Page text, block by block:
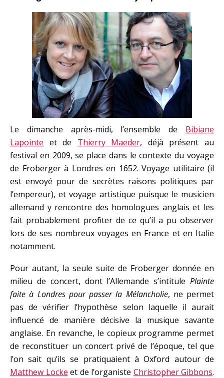
Le dimanche après-midi, l’ensemble de Bibiane
Lapointe et de Thierry Maeder, déjà présent au
festival en 2009, se place dans le contexte du voyage
de Froberger à Londres en 1652. Voyage utilitaire (il
est envoyé pour de secrètes raisons politiques par
l’empereur), et voyage artistique puisque le musicien
allemand y rencontre des homologues anglais et les
fait probablement profiter de ce qu’il a pu observer
lors de ses nombreux voyages en France et en Italie
notamment.
Pour autant, la seule suite de Froberger donnée en
milieu de concert, dont l’Allemande s’intitule Plainte
faite à Londres pour passer la Mélancholie, ne permet
pas de vérifier l’hypothèse selon laquelle il aurait
influencé de manière décisive la musique savante
anglaise. En revanche, le copieux programme permet
de reconstituer un concert privé de l’époque, tel que
l’on sait qu’ils se pratiquaient à Oxford autour de
Matthew Locke et de l’organiste Christopher Gibbons.